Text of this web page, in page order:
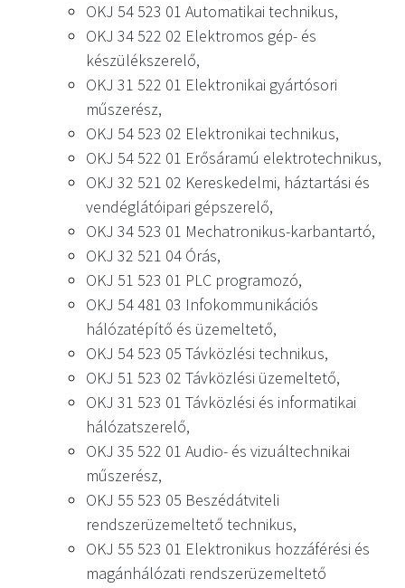
OKJ 54 523 01 Automatikai technikus,
OKJ 34 522 02 Elektromos gép- és
készülékszerelő,
OKJ 31 522 01 Elektronikai gyártósori
műszerész,
OKJ 54 523 02 Elektronikai technikus,
OKJ 54 522 01 Erősáramú elektrotechnikus,
OKJ 32 521 02 Kereskedelmi, háztartási és
vendéglátóipari gépszerelő,
OKJ 34 523 01 Mechatronikus-karbantartó,
OKJ 32 521 04 Órás,
OKJ 51 523 01 PLC programozó,
OKJ 54 481 03 Infokommunikációs
hálózatépítő és üzemeltető,
OKJ 54 523 05 Távközlési technikus,
OKJ 51 523 02 Távközlési üzemeltető,
OKJ 31 523 01 Távközlési és informatikai
hálózatszerelő,
OKJ 35 522 01 Audio- és vizuáltechnikai
műszerész,
OKJ 55 523 05 Beszédátviteli
rendszerüzemeltető technikus,
OKJ 55 523 01 Elektronikus hozzáférési és
magánhálózati rendszerüzemeltető